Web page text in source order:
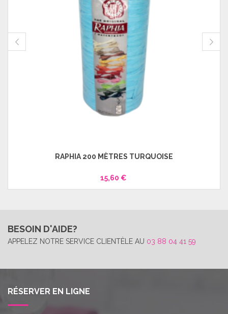
RAPHIA 200 MÈTRES TURQUOISE
15,60 €
BESOIN D'AIDE?
APPELEZ NOTRE SERVICE CLIENTÈLE AU 03 88 04 41 59
RÉSERVER EN LIGNE